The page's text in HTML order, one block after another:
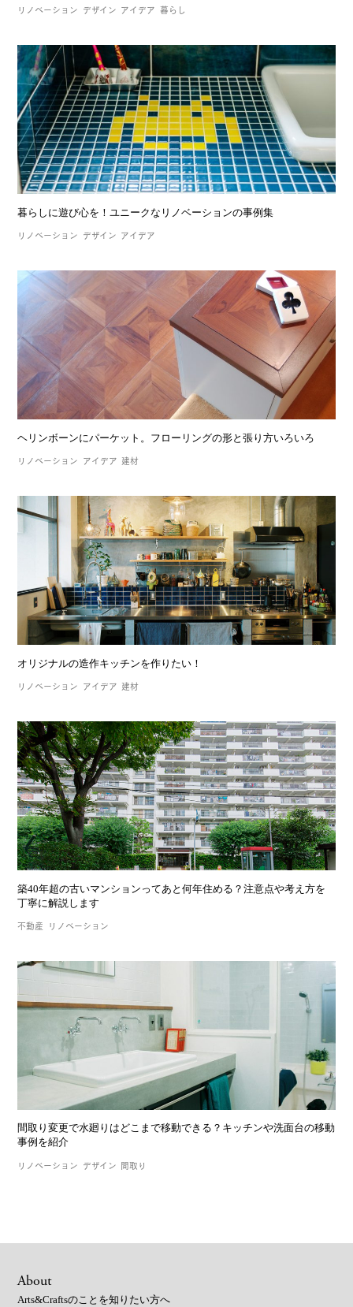
リノベーション デザイン アイデア 暮らし
暮らしに遊び心を！ユニークなリノベーションの事例集
リノベーション デザイン アイデア
ヘリンボーンにパーケット。フローリングの形と張り方いろいろ
リノベーション アイデア 建材
オリジナルの造作キッチンを作りたい！
リノベーション アイデア 建材
築40年超の古いマンションってあと何年住める？注意点や考え方を
丁寧に解説します
不動産 リノベーション
間取り変更で水廻りはどこまで移動できる？キッチンや洗面台の移動
事例を紹介
リノベーション デザイン 間取り
About
Arts&Craftsのことを知りたい方へ